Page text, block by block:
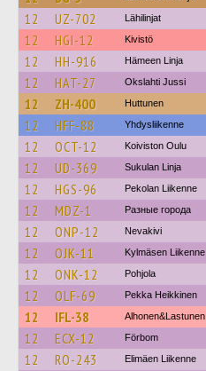
12 UZ-702 Lähilinjat
12 HGI-12 Kivistö
12 HH-916 Hämeen Linja
12 HAT-27 Okslahti Jussi
12 ZH-400 Huttunen
12 HFF-88 Yhdysliikenne
12 OCT-12 Koiviston Oulu
12 UD-369 Sukulan Linja
12 HGS-96 Pekolan Liikenne
12 MDZ-1 Разные города
12 ONP-12 Nevakivi
12 OJK-11 Kylmäsen Liikenne
12 ONK-12 Pohjola
12 OLF-69 Pekka Heikkinen
12 IFL-38 Alhonen&Lastunen
12 ECX-12 Förbom
12 RO-243 Elimäen Liikenne